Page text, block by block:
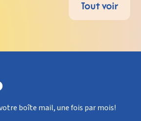
Tout voir
boîte mail, une fois par mois!